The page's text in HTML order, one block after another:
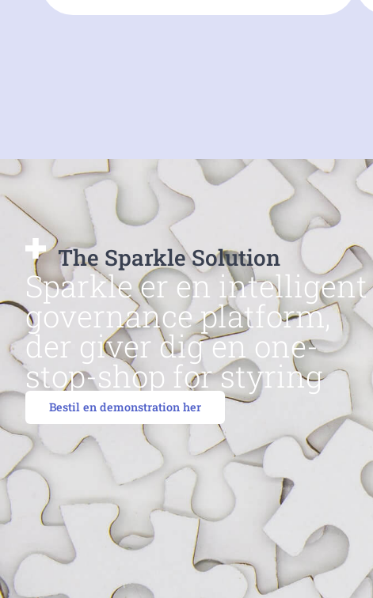
The Sparkle Solution
Sparkle er en intelligent
governance platform,
der giver dig en one-
stop-shop for styring
Bestil en demonstration her